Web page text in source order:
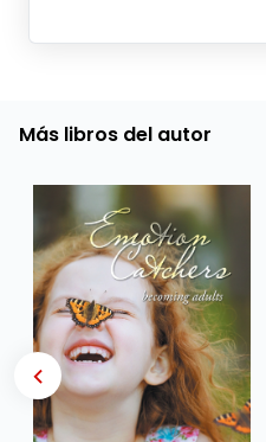
Más libros del autor